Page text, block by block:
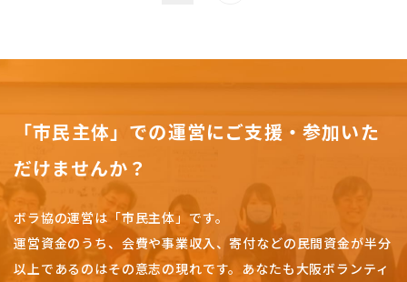
「市民主体」での運営にご支援・参加いた
だけませんか？
ボラ協の運営は「市民主体」です。
運営資金のうち、会費や事業収入、寄付などの民間資金が半分
以上であるのはその意志の現れです。 あなたも大阪ボランティ